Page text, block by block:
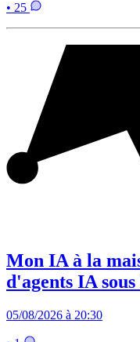
• 25
Mon IA à la
d'agents IA
05/08/2026 à 20:30